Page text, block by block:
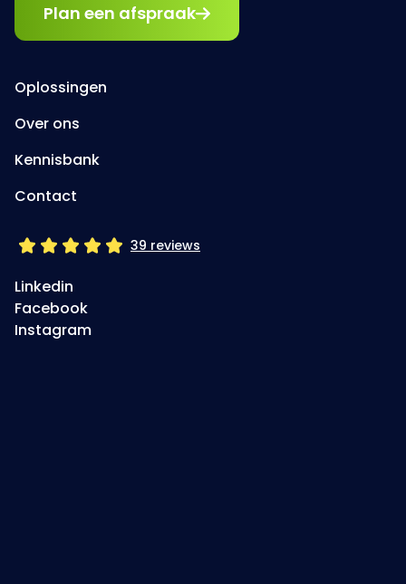
Plan een afspraak
Oplossingen
Over ons
Kennisbank
Contact
39 reviews
Linkedin
Facebook
Instagram